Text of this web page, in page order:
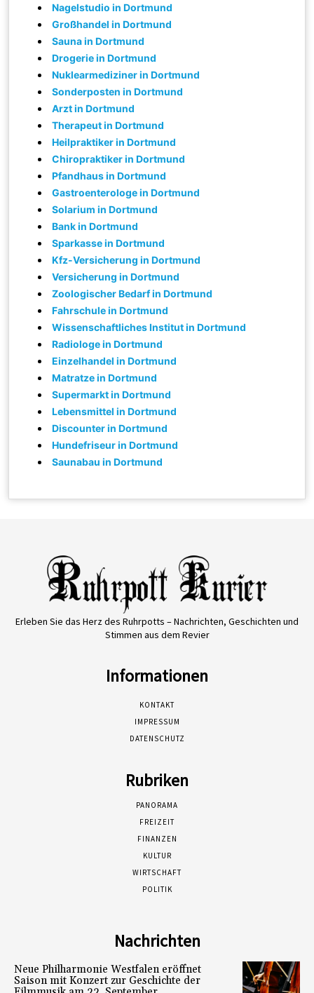
Nagelstudio in Dortmund
Großhandel in Dortmund
Sauna in Dortmund
Drogerie in Dortmund
Nuklearmediziner in Dortmund
Sonderposten in Dortmund
Arzt in Dortmund
Therapeut in Dortmund
Heilpraktiker in Dortmund
Chiropraktiker in Dortmund
Pfandhaus in Dortmund
Gastroenterologe in Dortmund
Solarium in Dortmund
Bank in Dortmund
Sparkasse in Dortmund
Kfz-Versicherung in Dortmund
Versicherung in Dortmund
Zoologischer Bedarf in Dortmund
Fahrschule in Dortmund
Wissenschaftliches Institut in Dortmund
Radiologe in Dortmund
Einzelhandel in Dortmund
Matratze in Dortmund
Supermarkt in Dortmund
Lebensmittel in Dortmund
Discounter in Dortmund
Hundefriseur in Dortmund
Saunabau in Dortmund
Erleben Sie das Herz des Ruhrpotts – Nachrichten, Geschichten und
Stimmen aus dem Revier
Informationen
KONTAKT
IMPRESSUM
DATENSCHUTZ
Rubriken
PANORAMA
FREIZEIT
FINANZEN
KULTUR
WIRTSCHAFT
POLITIK
Nachrichten
Neue Philharmonie Westfalen eröffnet
Saison mit Konzert zur Geschichte der